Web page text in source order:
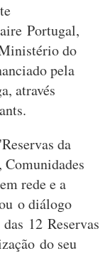
Portugal,
do
pela
através
da
rede e a
o diálogo
12 Reservas
do seu